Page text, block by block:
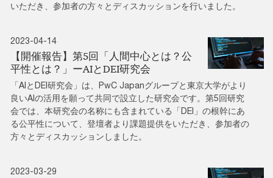
いただき、参加者の方々とディスカッションを行いました。
2023-04-14
【開催報告】第5回「人間中心とは？公
平性とは？」ーAIとDEI研究会
「AIとDEI研究会」は、PwC Japanグループと東京大学がより
良いAIの活用を願って共同で設立した研究会です。第5回研究
会では、本研究会の名称にも含まれている「DEI」の根幹にあ
る公平性について、登壇者より課題提供をいただき、参加者の
方々とディスカッションしました。
2023-03-29